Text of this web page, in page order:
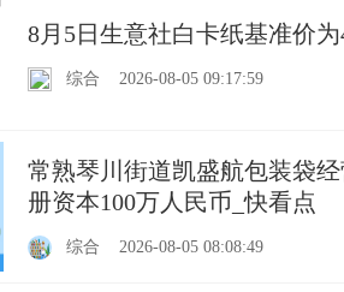
8月5日生意社白卡纸基准价
综合 2026-08-05 09:17:59
常熟琴川街道凯盛航包装袋
册资本100万人民币_快看点
综合 2026-08-05 08:08:49